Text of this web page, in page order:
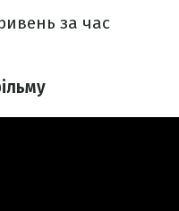
за час